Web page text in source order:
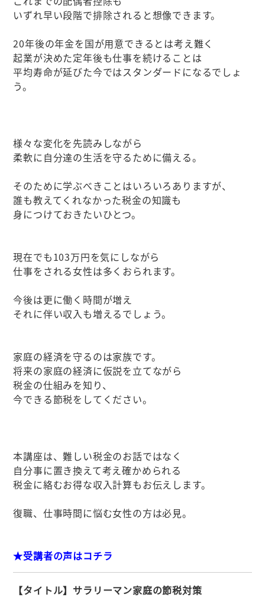
いずれ早い段階で排除されると想像できます。
20年後の年金を国が用意できるとは考え難く
起業が決めた定年後も仕事を続けることは
平均寿命が延びた今ではスタンダードになるでしょ
う。
様々な変化を先読みしながら
柔軟に自分達の生活を守るために備える。
そのために学ぶべきことはいろいろありますが、
誰も教えてくれなかった税金の知識も
身につけておきたいひとつ。
現在でも103万円を気にしながら
仕事をされる女性は多くおられます。
今後は更に働く時間が増え
それに伴い収入も増えるでしょう。
家庭の経済を守るのは家族です。
将来の家庭の経済に仮説を立てながら
税金の仕組みを知り、
今できる節税をしてください。
本講座は、難しい税金のお話ではなく
自分事に置き換えて考え確かめられる
税金に絡むお得な収入計算もお伝えします。
復職、仕事時間に悩む女性の方は必見。
★受講者の声はコチラ
【タイトル】サラリーマン家庭の節税対策